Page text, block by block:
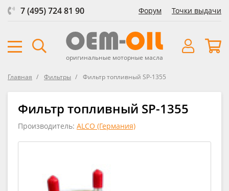
7 (495) 724 81 90 Форум Точки выдачи
оригинальные моторные масла
Главная Фильтры Фильтр топливный SP-1355
Фильтр топливный SP-1355
Производитель: ALCO (Германия)